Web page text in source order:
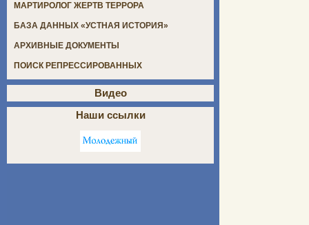
МАРТИРОЛОГ ЖЕРТВ ТЕРРОРА
БАЗА ДАННЫХ «УСТНАЯ ИСТОРИЯ»
АРХИВНЫЕ ДОКУМЕНТЫ
ПОИСК РЕПРЕССИРОВАННЫХ
Видео
Наши ссылки